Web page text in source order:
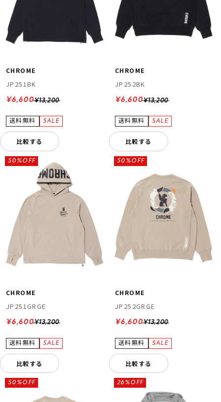
CHROME
JP251BK
¥13,200
¥6,600
比較する
CHROME
JP252BK
¥13,200
¥6,600
比較する
CHROME
JP251GRGE
¥13,200
50%OFF
¥6,600
比較する
CHROME
JP252GRGE
¥13,200
50%OFF
¥6,600
比較する
50%OFF 26%OFF